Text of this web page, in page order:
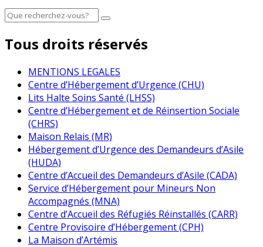
Tous droits réservés
MENTIONS LEGALES
Centre d’Hébergement d’Urgence (CHU)
Lits Halte Soins Santé (LHSS)
Centre d’Hébergement et de Réinsertion Sociale
(CHRS)
Maison Relais (MR)
Hébergement d’Urgence des Demandeurs d’Asile
(HUDA)
Centre d’Accueil des Demandeurs d’Asile (CADA)
Service d’Hébergement pour Mineurs Non
Accompagnés (MNA)
Centre d’Accueil des Réfugiés Réinstallés (CARR)
Centre Provisoire d’Hébergement (CPH)
La Maison d’Artémis